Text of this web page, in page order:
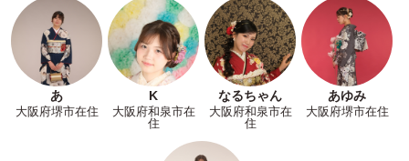
あ
大阪府堺市在住
K
大阪府和泉市在
住
なるちゃん
大阪府和泉市在
住
あゆみ
大阪府堺市在住